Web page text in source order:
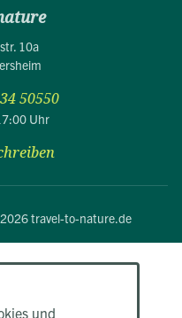
10a
50550
Uhr
travel-to-nature.de
und